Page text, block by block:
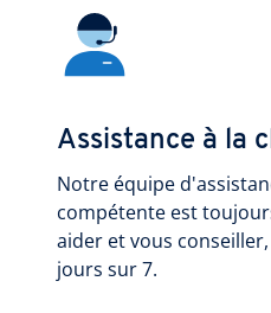
Assistance à la
Notre équipe
compétente est
aider et vous
jours sur 7.